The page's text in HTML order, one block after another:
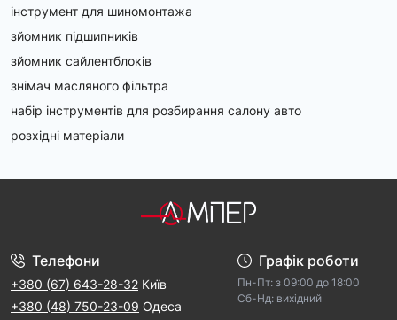
інструмент для шиномонтажа
зйомник підшипників
зйомник сайлентблоків
знімач масляного фільтра
набір інструментів для розбирання салону авто
розхідні матеріали
Телефони
+380 (67) 643-28-32 Київ
+380 (48) 750-23-09 Одеса
Графік роботи
Пн-Пт: з 09:00 дo 18:00
Cб-Hд: виxідний